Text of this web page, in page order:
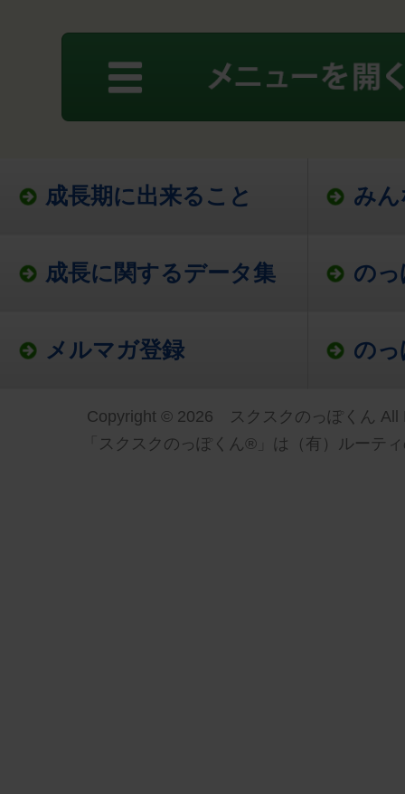
成長期に出来ること み
成長に関するデータ集 の
メルマガ登録 の
Copyright © 2026 スクスクのっぽくん All
「スクスクのっぽくん®」は（有）ルーテ